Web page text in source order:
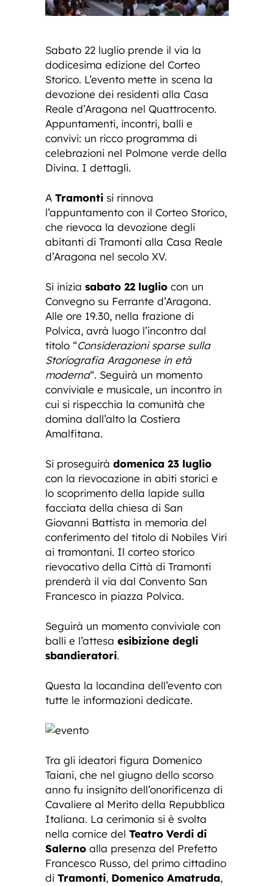
Sabato 22 luglio prende il via la
dodicesima edizione del Corteo
Storico. L’evento mette in scena la
devozione dei residenti alla Casa
Reale d’Aragona nel Quattrocento.
Appuntamenti, incontri, balli e
convivi: un ricco programma di
celebrazioni nel Polmone verde della
Divina. I dettagli.
A Tramonti si rinnova
l’appuntamento con il Corteo Storico,
che rievoca la devozione degli
abitanti di Tramonti alla Casa Reale
d’Aragona nel secolo XV.
Si inizia sabato 22 luglio con un
Convegno su Ferrante d’Aragona.
Alle ore 19.30, nella frazione di
Polvica, avrà luogo l’incontro dal
titolo “Considerazioni sparse sulla
Storiografia Aragonese in età
moderna“. Seguirà un momento
conviviale e musicale, un incontro in
cui si rispecchia la comunità che
domina dall’alto la Costiera
Amalfitana.
Si proseguirà domenica 23 luglio
con la rievocazione in abiti storici e
lo scoprimento della lapide sulla
facciata della chiesa di San
Giovanni Battista in memoria del
conferimento del titolo di Nobiles Viri
ai tramontani. Il corteo storico
rievocativo della Città di Tramonti
prenderà il via dal Convento San
Francesco in piazza Polvica.
Seguirà un momento conviviale con
balli e l’attesa esibizione degli
sbandieratori.
Questa la locandina dell’evento con
tutte le informazioni dedicate.
Tra gli ideatori figura Domenico
Taiani, che nel giugno dello scorso
anno fu insignito dell’onorificenza di
Cavaliere al Merito della Repubblica
Italiana. La cerimonia si è svolta
nella cornice del Teatro Verdi di
Salerno alla presenza del Prefetto
Francesco Russo, del primo cittadino
di Tramonti, Domenico Amatruda,